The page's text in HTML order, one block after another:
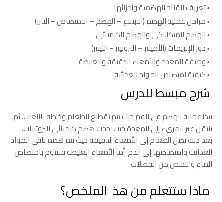
تعريف القناة الهضمية وأجزائها
مراحل عملية الهضم (الابتلاع – الهضم – الامتصاص – التبرز)
الهضم الميكانيكي والهضم الكيميائي
دور الإنزيمات (الأميليز – البروتييز – الليبيز)
وظيفة المعدة والأمعاء الدقيقة والغليظة
كيفية امتصاص المواد الغذائية
شرح مبسط للدرس
تبدأ عملية الهضم في الفم حيث يتم تقطيع الطعام وخلطه باللعاب، ثم
ينتقل عبر المريء إلى المعدة حيث يحدث هضم كيميائي للبروتينات.
بعد ذلك يصل الطعام إلى الأمعاء الدقيقة حيث يتم هضم باقي المواد
الغذائية وامتصاصها إلى الدم. أما الأمعاء الغليظة فتقوم بامتصاص
الماء والتخلص من الفضلات.
ماذا ستتعلم من هذا الملخص؟